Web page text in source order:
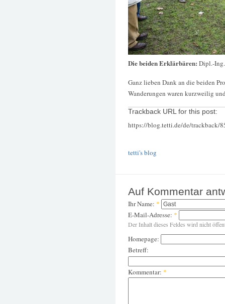
Die beiden Erklärbären: Dipl.-Ing.
Ganz lieben Dank an die beiden
Wanderungen waren kurzweilig
Trackback URL for this post:
https://blog.tetti.de/de/trackback/
tetti's blog
Auf Kommentar
Ihr Name: *
E-Mail-Adresse: *
Der Inhalt dieses Feldes wird nicht
Homepage:
Betreff:
Kommentar: *